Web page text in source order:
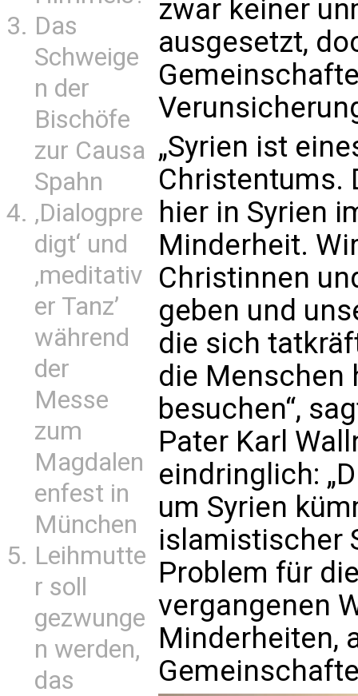
Das
Schweige
n der
Bischöfe
zur Causa
Spahn
‚Dialogpre
digt‘ und
‚meditativ
er Tanz’
während
der
Messe
zum
Magdalen
enfest in
München
Leihmutte
r soll
gezwunge
n werden,
das
zwar keiner
ausgesetzt,
„Syrien ist
Christentums.
hier in Syrien
Minderheit.
Christinnen
geben und
die sich
die Menschen
besuchen“,
Pater Karl
eindringlich:
um Syrien
islamistischer
Problem für
vergangenen
Minderheiten,